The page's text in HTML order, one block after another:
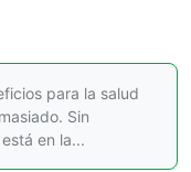
para la salud
Sin
en la...